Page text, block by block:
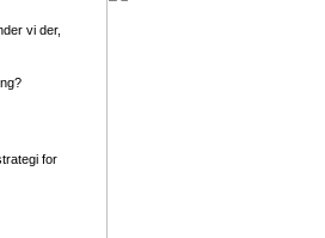
vi der,
for